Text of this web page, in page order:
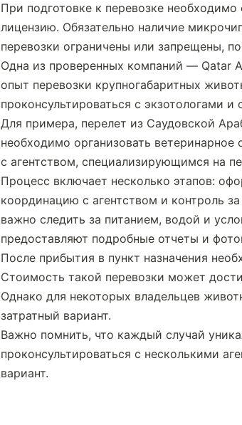
При подготовке к перевозке
лицензию. Обязательно наличие
перевозки ограничены или запрещены,
Одна из проверенных компаний — Qatar
опыт перевозки крупногабаритных
проконсультироваться с экзотологами
Для примера, перелет из Саудовской
необходимо организовать
с агентством, специализирующимся на
Процесс включает несколько этапов:
координацию с агентством и контроль
важно следить за питанием, водой и
предоставляют подробные отчеты и
После прибытия в пункт назначения
Стоимость такой перевозки может
Однако для некоторых владельцев
затратный вариант.
Важно помнить, что каждый случай
проконсультироваться с несколькими
вариант.